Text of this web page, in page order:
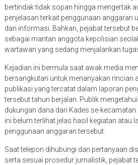
bertindak tidak sopan hingga mengertak
penjelasan terkait penggunaan anggaran
dan informasi. Bahkan, pejabat tersebut
sebagai mantan anggota kepolisian
wartawan yang sedang menjalankan
Kejadian ini bermula saat awak media
bersangkutan untuk menanyakan rincian
publikasi yang tercatat dalam laporan
tersebut tahun berjalan. Publik
dukungan dana dari Kades se-
ini belum terlihat jelas hasil kegiatan atau
penggunaan anggaran tersebut.
Saat telepon dihubungi dan pertanyaan
serta sesuai prosedur jurnalistik, pejabat